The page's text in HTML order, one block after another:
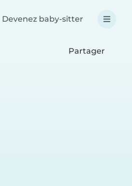
Devenez baby-sitter
Partager